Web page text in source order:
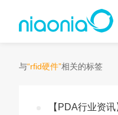
与“rfid硬件”相关的标签
【PDA行业资